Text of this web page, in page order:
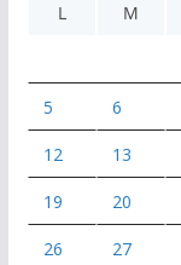
L
M
5 6
12 13
19 20
26 27